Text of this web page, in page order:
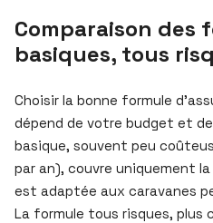
Comparaison des
basiques, tous
Choisir la bonne formule
dépend de votre budget et
basique, souvent peu
par an), couvre uniquement
est adaptée aux caravanes
La formule tous risques, plus